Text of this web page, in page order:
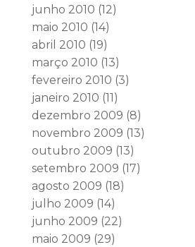
junho 2010 (12)
maio 2010 (14)
abril 2010 (19)
março 2010 (13)
fevereiro 2010 (3)
janeiro 2010 (11)
dezembro 2009 (8)
novembro 2009 (13)
outubro 2009 (13)
setembro 2009 (17)
agosto 2009 (18)
julho 2009 (14)
junho 2009 (22)
maio 2009 (29)